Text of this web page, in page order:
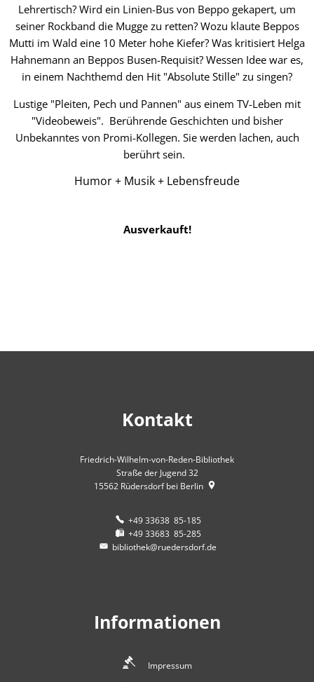
Lehrertisch? Wird ein Linien-Bus von Beppo gekapert, um
seiner Rockband die Mugge zu retten? Wozu klaute Beppos
Mutti im Wald eine 10 Meter hohe Kiefer? Was kritisiert Helga
Hahnemann an Beppos Busen-Requisit? Wessen Idee war es,
in einem Nachthemd den Hit "Absolute Stille" zu singen?
Lustige "Pleiten, Pech und Pannen" aus einem TV-Leben mit
"Videobeweis". Berührende Geschichten und bisher
Unbekanntes von Promi-Kollegen. Sie werden lachen, auch
berührt sein.
Humor + Musik + Lebensfreude
Ausverkauft!
Kontakt
Friedrich-Wilhelm-von-Reden-Bibliothek
Straße der Jugend 32
15562 Rüdersdorf bei Berlin
+49 33638 85-185
+49 33683 85-285
bibliothek@ruedersdorf.de
Informationen
Impressum